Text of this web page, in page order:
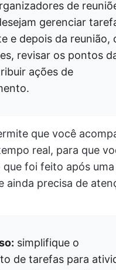
de
gerenciar
e depois da reunião,
revisar os pontos
ações de
que você
real, para que
que foi feito após
ainda precisa de
simplifique o
de tarefas para